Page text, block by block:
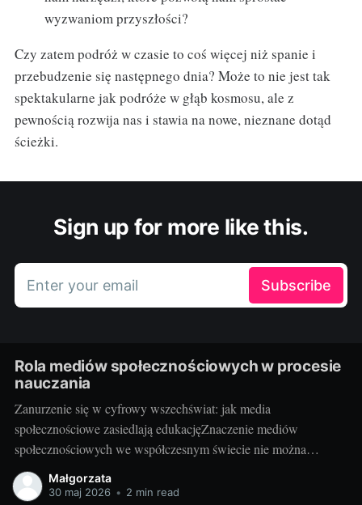
wyzwaniom przyszłości?
Czy zatem podróż w czasie to coś więcej niż spanie i
przebudzenie się następnego dnia? Może to nie jest tak
spektakularne jak podróże w głąb kosmosu, ale z
pewnością rozwija nas i stawia na nowe, nieznane dotąd
ścieżki.
Sign up for more like this.
Enter your email Subscribe
Rola mediów społecznościowych w procesie
nauczania
Zanurzenie się w cyfrowy wszechświat: jak media
społecznościowe zasiedlają edukacjęZnaczenie mediów
społecznościowych we współczesnym świecie nie można
przecenić. Facebook, Instagram, Twitter, YouTube, LinkedIn i
wiele innych platform stało się nieodłączną częścią codzienności
Małgorzata
30 maj 2026 • 2 min read